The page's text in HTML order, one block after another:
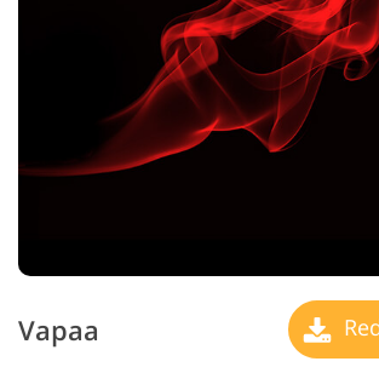
Vapaa